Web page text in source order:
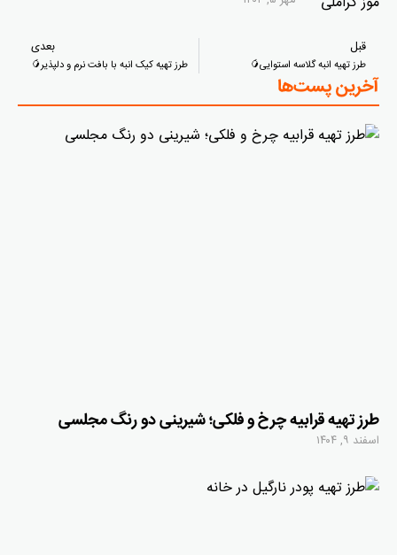
قبل
طرز تهیه انبه گلاسه استوایی🥭
بعدی
طرز تهیه کیک انبه با بافت نرم و دلپذیر🥭
آخرین پست‌ها
طرز تهیه قرابیه چرخ و فلکی؛ شیرینی دو رنگ مجلسی
اسفند ۹, ۱۴۰۴